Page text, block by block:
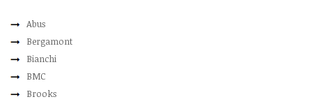
Abus
Bergamont
Bianchi
BMC
Brooks